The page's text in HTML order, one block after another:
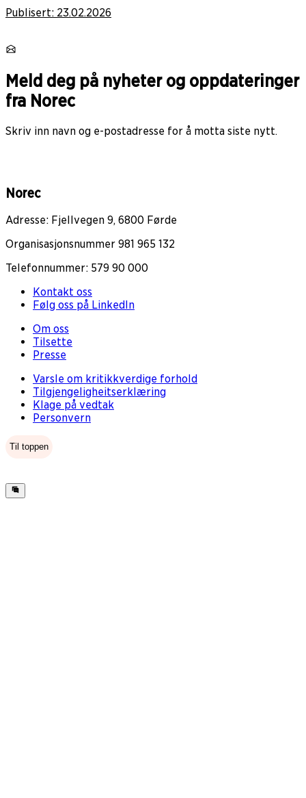
Publisert: 23.02.2026
Meld deg på nyheter og oppdateringer
fra Norec
Skriv inn navn og e-postadresse for å motta siste nytt.
Norec
Adresse: Fjellvegen 9, 6800 Førde
Organisasjonsnummer 981 965 132
Telefonnummer: 579 90 000
Kontakt oss
Følg oss på LinkedIn
Om oss
Tilsette
Presse
Varsle om kritikkverdige forhold
Tilgjengeligheitserklæring
Klage på vedtak
Personvern
Til toppen